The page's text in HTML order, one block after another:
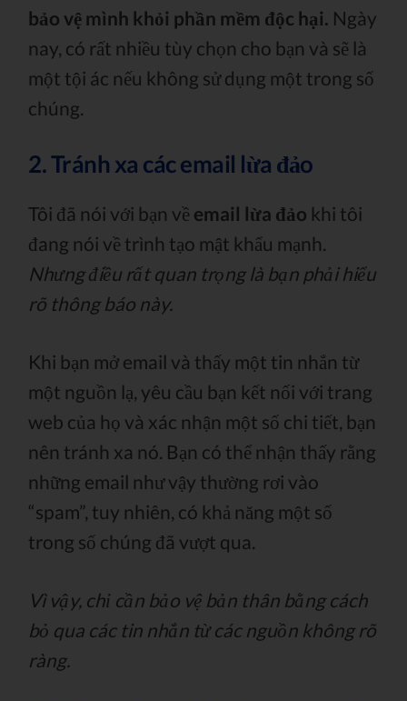
bảo vệ mình khỏi phần mềm độc hại. Ngày
nay, có rất nhiều tùy chọn cho bạn và sẽ là
một tội ác nếu không sử dụng một trong số
chúng.
2. Tránh xa các email lừa đảo
Tôi đã nói với bạn về email lừa đảo khi tôi
đang nói về trình tạo mật khẩu mạnh.
Nhưng điều rất quan trọng là bạn phải hiểu
rõ thông báo này.
Khi bạn mở email và thấy một tin nhắn từ
một nguồn lạ, yêu cầu bạn kết nối với trang
web của họ và xác nhận một số chi tiết, bạn
nên tránh xa nó. Bạn có thể nhận thấy rằng
những email như vậy thường rơi vào
“spam”, tuy nhiên, có khả năng một số
trong số chúng đã vượt qua.
Vì vậy, chỉ cần bảo vệ bản thân bằng cách
bỏ qua các tin nhắn từ các nguồn không rõ
ràng.